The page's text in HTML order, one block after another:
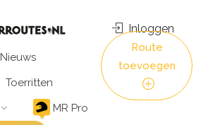
Nieuws
Toerritten
MR Pro
Inloggen
Route
toevoegen